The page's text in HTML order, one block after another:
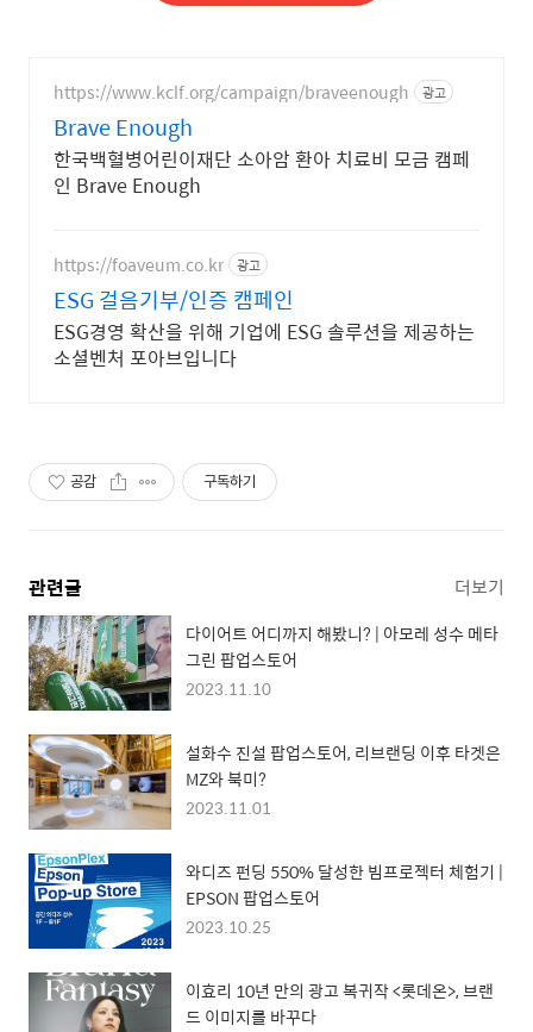
https://www.kclf.org/campaign/braveenough 광고
Brave Enough
한국백혈병어린이재단 소아암 환아 치료비 모금 캠페
인 Brave Enough
https://foaveum.co.kr 광고
ESG 걸음기부/인증 캠페인
ESG경영 확산을 위해 기업에 ESG 솔루션을 제공하는
소셜벤처 포아브입니다
공감 구독하기
관련글 더보기
다이어트 어디까지 해봤니? | 아모레 성수 메타
그린 팝업스토어
2023.11.10
설화수 진설 팝업스토어, 리브랜딩 이후 타겟은
MZ와 북미?
2023.11.01
와디즈 펀딩 550% 달성한 빔프로젝터 체험기 |
EPSON 팝업스토어
2023.10.25
이효리 10년 만의 광고 복귀작 <롯데온>, 브랜
드 이미지를 바꾸다